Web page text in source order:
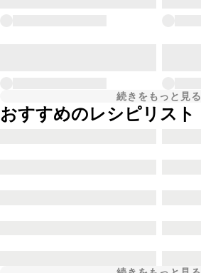
続きをもっと見る
おすすめのレシピリスト